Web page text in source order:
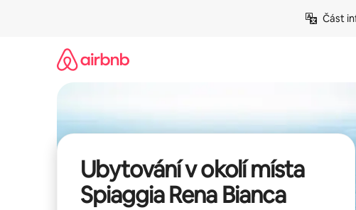
Část
Ubytování v okolí místa
Spiaggia Rena Bianca